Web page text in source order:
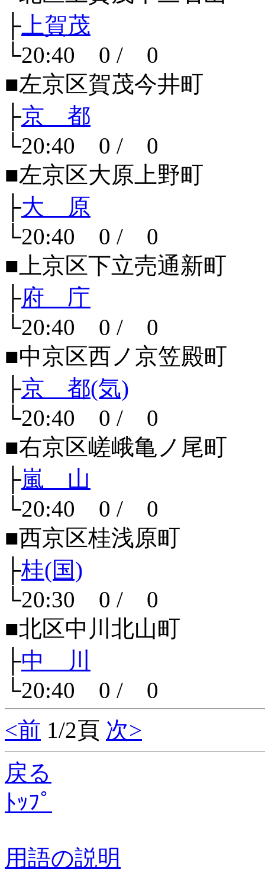
├ 上賀茂
└20:40 0 / 0
■左京区賀茂今井町
├京 都
└20:40 0 / 0
■左京区大原上野町
├大 原
└20:40 0 / 0
■上京区下立売通新町
├府 庁
└20:40 0 / 0
■中京区西ノ京笠殿町
├京 都(気)
└20:40 0 / 0
■右京区嵯峨亀ノ尾町
├嵐 山
└20:40 0 / 0
■西京区桂浅原町
├桂(国)
└20:30 0 / 0
■北区中川北山町
├中 川
└20:40 0 / 0
<前 1/2頁 次>
戻る
ﾄｯﾌﾟ
用語の説明